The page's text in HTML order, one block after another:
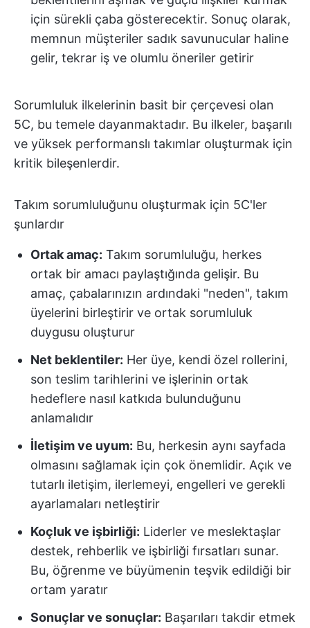
için sürekli çaba gösterecektir. Sonuç olarak,
memnun müşteriler sadık savunucular haline
gelir, tekrar iş ve olumlu öneriler getirir
Sorumluluk ilkelerinin basit bir çerçevesi olan
5C, bu temele dayanmaktadır. Bu ilkeler, başarılı
ve yüksek performanslı takımlar oluşturmak için
kritik bileşenlerdir.
Takım sorumluluğunu oluşturmak için 5C'ler
şunlardır
Ortak amaç: Takım sorumluluğu, herkes
ortak bir amacı paylaştığında gelişir. Bu
amaç, çabalarınızın ardındaki "neden", takım
üyelerini birleştirir ve ortak sorumluluk
duygusu oluşturur
Net beklentiler: Her üye, kendi özel rollerini,
son teslim tarihlerini ve işlerinin ortak
hedeflere nasıl katkıda bulunduğunu
anlamalıdır
İletişim ve uyum: Bu, herkesin aynı sayfada
olmasını sağlamak için çok önemlidir. Açık ve
tutarlı iletişim, ilerlemeyi, engelleri ve gerekli
ayarlamaları netleştirir
Koçluk ve işbirliği: Liderler ve meslektaşlar
destek, rehberlik ve işbirliği fırsatları sunar.
Bu, öğrenme ve büyümenin teşvik edildiği bir
ortam yaratır
Sonuçlar ve sonuçlar: Başarıları takdir etmek